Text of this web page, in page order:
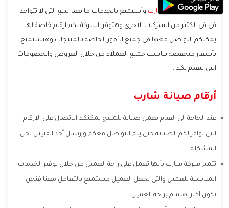
انفرد بشراء أجهزةشارب وأستمتع بالخدمات ما بعد البيع التى لا تتواجد
فى فى الكثير من الشركات الاخرى وهتوفر الشركة لكم ارقام خاصة لها
يمكنكم التواصل معها فى جميع الأمور الخاصة بالمنتجات وهتستمتع
بأسعار منخفضة تناسب جميع العملاء من خلال العروض والخصومات
التى تتقدم لكم .
أرقام صيانة شارب
عند الحاجة الى القيام بعمل صيانة للمنتج يمكنكم الاتصال على الارقام
التى توافر لكم الصيانة حتى يتم التواصل معكم وإرسال أحد الفنيين لحل
المشكله .
تتميز شركة شارب بأنها تعمل على راحة العميل من خلال توفير الخدمات
المناسبة للعميل والتى تجعل العميل مستمتع بالتعامل معنا فنحن
نكون أكثر اهتمام براحة العميل .